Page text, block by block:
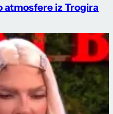
atmosfere iz Trogira